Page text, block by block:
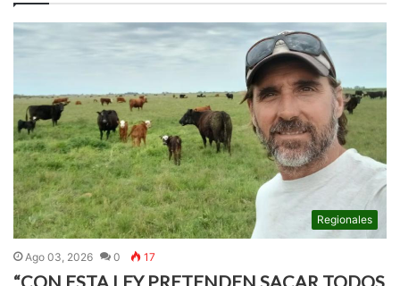
Regionales
Ago 03, 2026 0 17